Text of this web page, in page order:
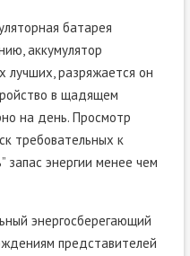
батарея
аккумулятор
разряжается он
в щадящем
на день. Просмотр
требовательных к
запас энергии менее чем
энергосберегающий
представителей